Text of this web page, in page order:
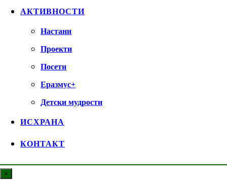
АКТИВНОСТИ
Настани
Проекти
Посети
Еразмус+
Детски мудрости
ИСХРАНА
КОНТАКТ
×